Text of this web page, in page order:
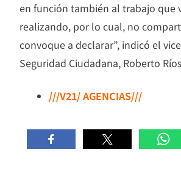
en función también al trabajo que
realizando, por lo cual, no
convoque a declarar”, indicó el
Seguridad Ciudadana, Roberto
///V21/ AGENCIAS///